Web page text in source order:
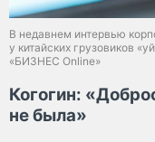
В недавнем интервью
у китайских грузовиков
«БИЗНЕС Online»
Когогин:
не была»